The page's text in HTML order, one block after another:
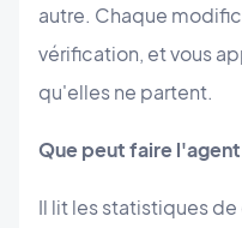
autre. Chaque
vérification, et vous
qu'elles ne partent.
Que peut faire
Il lit les statistiques